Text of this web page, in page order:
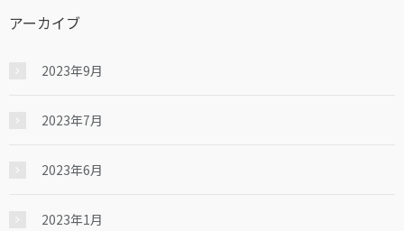
アーカイブ
2023年9月
2023年7月
2023年6月
2023年1月